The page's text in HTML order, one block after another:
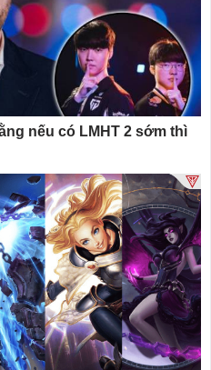
nếu có LMHT 2 sớm thì